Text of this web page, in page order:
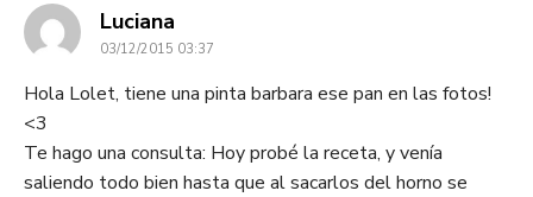
Luciana
03/12/2015 03:37
Hola Lolet, tiene una pinta barbara ese pan en las fotos!
<3
Te hago una consulta: Hoy probé la receta, y venía
saliendo todo bien hasta que al sacarlos del horno se